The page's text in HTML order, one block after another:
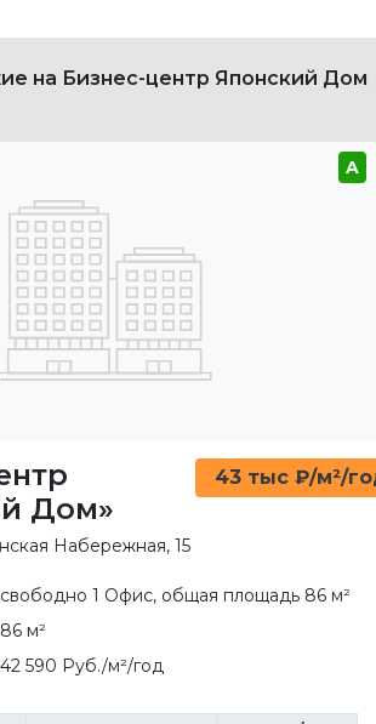
на Бизнес-центр Японский Дом
A
Дом»
43 тыс ₽/м²/
Набережная, 15
свободно 1 Офис, общая площадь 86 м²
86 м²
42 590 Руб./м²/год